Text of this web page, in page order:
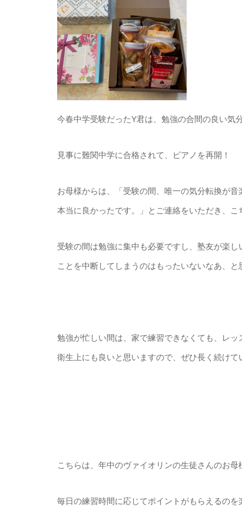
今春中学受験だったY君は、勉強の合間の良い気
見事に難関中学に合格されて、ピアノを再開！
お母様からは、「受験の間、唯一の気分転換が
本当に良かったです。」とご連絡をいただき、こ
受験の間は勉強に集中も必要ですし、塾友が楽
ことを中断してしまうのはもったいないなあ、と
勉強が忙しい間は、家で練習できなくても、レ
衛生上にも良いと思いますので、ぜひ長く続けて
こちらは、年中のヴァイオリンの生徒さんのお母
毎日の練習時間に応じてポイントがもらえるの